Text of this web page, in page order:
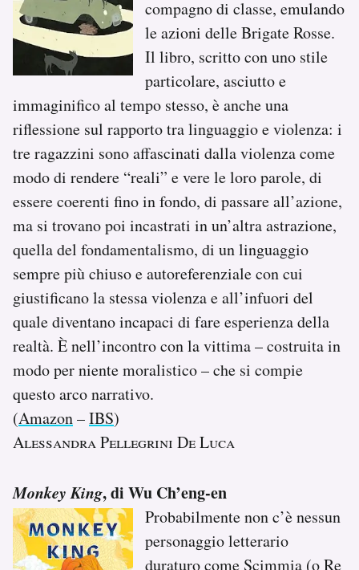
compagno di classe, emulando
le azioni delle Brigate Rosse.
Il libro, scritto con uno stile
particolare, asciutto e
immaginifico al tempo stesso, è anche una
riflessione sul rapporto tra linguaggio e violenza: i
tre ragazzini sono affascinati dalla violenza come
modo di rendere “reali” e vere le loro parole, di
essere coerenti fino in fondo, di passare all’azione,
ma si trovano poi incastrati in un’altra astrazione,
quella del fondamentalismo, di un linguaggio
sempre più chiuso e autoreferenziale con cui
giustificano la stessa violenza e all’infuori del
quale diventano incapaci di fare esperienza della
realtà. È nell’incontro con la vittima – costruita in
modo per niente moralistico – che si compie
questo arco narrativo.
(Amazon–IBS)
Alessandra Pellegrini De Luca
Monkey King, di Wu Ch’eng-en
Probabilmente non c’è nessun
personaggio letterario
duraturo come Scimmia (o Re